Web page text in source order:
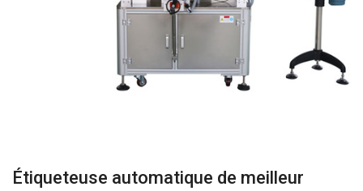
Étiqueteuse automatique de meilleur